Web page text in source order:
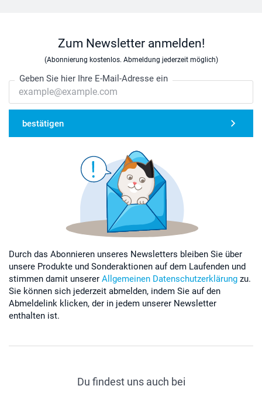
Zum Newsletter anmelden!
(Abonnierung kostenlos. Abmeldung jederzeit möglich)
Geben Sie hier Ihre E-Mail-Adresse ein
bestätigen
Durch das Abonnieren unseres Newsletters bleiben Sie über
unsere Produkte und Sonderaktionen auf dem Laufenden und
stimmen damit unserer Allgemeinen Datenschutzerklärung zu.
Sie können sich jederzeit abmelden, indem Sie auf den
Abmeldelink klicken, der in jedem unserer Newsletter
enthalten ist.
Du findest uns auch bei